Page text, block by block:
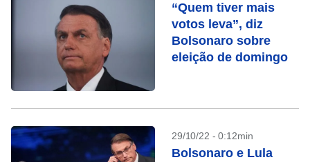
“Quem tiver mais
votos leva”, diz
Bolsonaro sobre
eleição de domingo
29/10/22 - 0:12min
Bolsonaro e Lula